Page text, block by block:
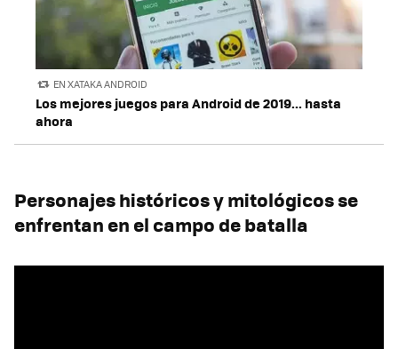
EN XATAKA ANDROID
Los mejores juegos para Android de 2019... hasta
ahora
Personajes históricos y mitológicos se
enfrentan en el campo de batalla